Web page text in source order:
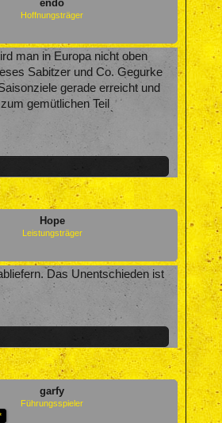
endo
Hoffnungsträger
man in Europa nicht oben
Sabitzer und Co. Gegurke
gerade erreicht und
gemütlichen Teil
Hope
Leistungsträger
Das Unentschieden ist
garfy
Führungsspieler